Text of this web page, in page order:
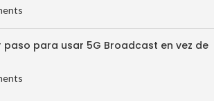
paso para usar 5G Broadcast en vez de